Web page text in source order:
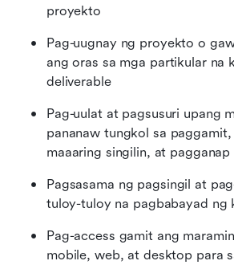
proyekto
Pag-uugnay ng proyekto o
ang oras sa mga partikular na
deliverable
Pag-uulat at pagsusuri upang
pananaw tungkol sa
maaaring singilin, at pagganap
Pagsasama ng pagsingil at
tuloy-tuloy na pagbabayad ng
Pag-access gamit ang
mobile, web, at desktop para